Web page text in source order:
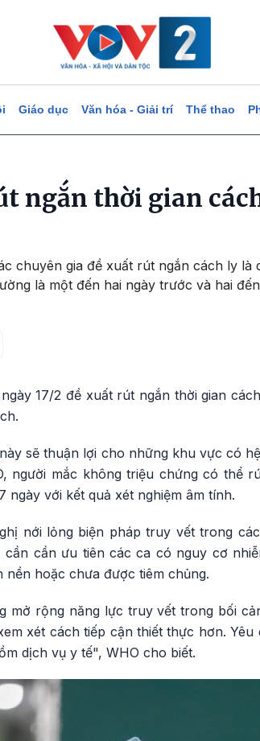
Giáo dục Văn hóa - Giải trí Thể thao
ngắn thời gian
chuyên gia đề xuất rút ngắn cách ly
là một đến hai ngày trước và hai
17/2 đề xuất rút ngắn thời gian
sẽ thuận lợi cho những khu vực có
người mắc không triệu chứng có thể
ngày với kết quả xét nghiệm âm tính.
nới lỏng biện pháp truy vết trong
cần ưu tiên các ca có nguy cơ
hoặc chưa được tiêm chủng.
mở rộng năng lực truy vết trong bối
xét cách tiếp cận thiết thực hơn.
dịch vụ y tế", WHO cho biết.